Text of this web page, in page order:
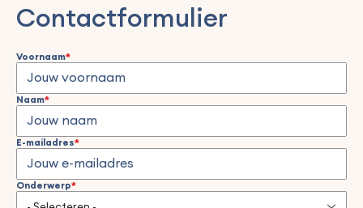
Contactformulier
Voornaam
Naam
E-mailadres
Onderwerp